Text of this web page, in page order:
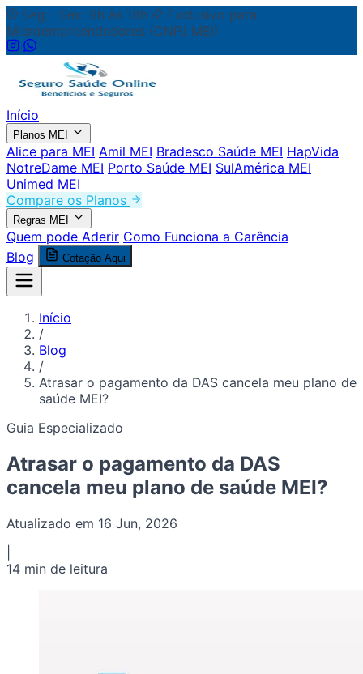
Seg - Sex: 9h às 18h
Exclusivo para
Microempreendedores (CNPJ MEI)
Início
Planos MEI
Alice para MEI Amil MEI Bradesco Saúde MEI HapVida
NotreDame MEI Porto Saúde MEI SulAmérica MEI
Unimed MEI
Compare os Planos
Regras MEI
Quem pode Aderir Como Funciona a Carência
Blog
Cotação Aqui
Início
/
Blog
/
Atrasar o pagamento da DAS cancela meu plano de
saúde MEI?
Guia Especializado
Atrasar o pagamento da DAS
cancela meu plano de saúde MEI?
Atualizado em 16 Jun, 2026
14 min de leitura